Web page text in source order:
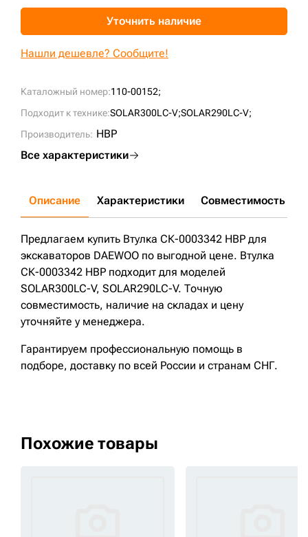
Каталожный номер:110-00152;
Подходит к технике:SOLAR300LC-V;SOLAR290LC-V;
Производитель: HBP
Все характеристики
Уточнить наличие
Нашли дешевле? Сообщите!
Описание Характеристики Совместимость
Предлагаем купить Втулка СК-0003342 HBP для
экскаваторов DAEWOO по выгодной цене. Втулка
СК-0003342 HBP подходит для моделей
SOLAR300LC-V, SOLAR290LC-V. Точную
совместимость, наличие на складах и цену
уточняйте у менеджера.
Гарантируем профессиональную помощь в
подборе, доставку по всей России и странам СНГ.
Похожие товары